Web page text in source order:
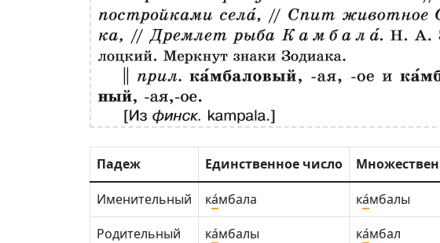
Падеж Единственное число
Именительный ка́мбала ка́мбалы
Родительный
ка́мбалы ка́мбал